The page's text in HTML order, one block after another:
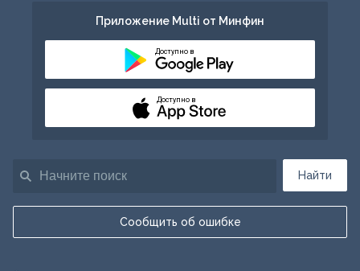
Найти
Сообщить об ошибке
Приложение Multi от Минфин
Доступно в
Доступно в